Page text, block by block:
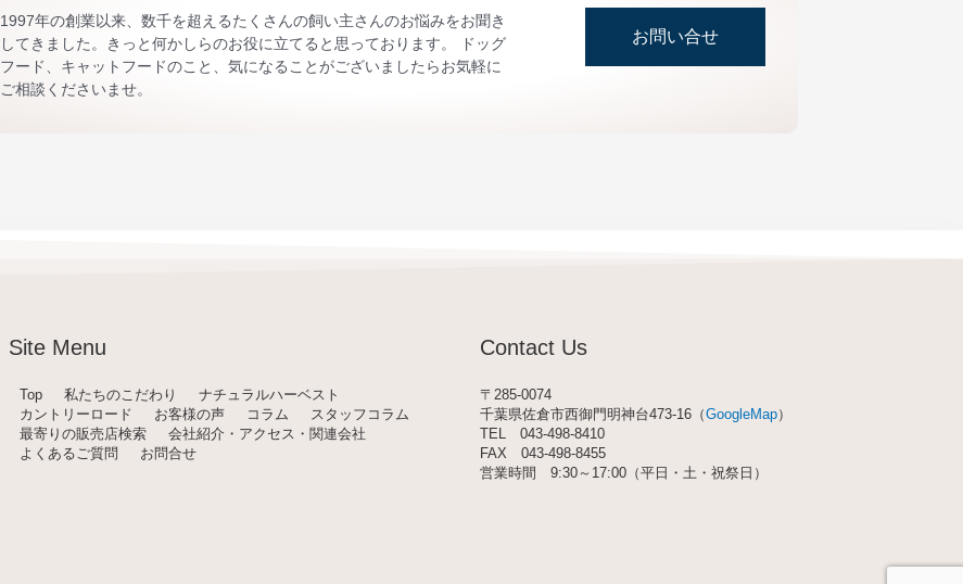
1997年の創業以来、数千を超えるたくさんの飼い主さんのお悩みをお聞き
してきました。きっと何かしらのお役に立てると思っております。 ドッグ
フード、キャットフードのこと、気になることがございましたらお気軽に
ご相談くださいませ。
お問い合せ
Site Menu
Top 私たちのこだわり
ナチュラルハーベスト
カントリーロード
お客様の声 コラム
スタッフコラム
最寄りの販売店検索
会社紹介・アクセス・関連会社
よくあるご質問
お問合せ
Contact Us
〒285-0074
千葉県佐倉市西御門明神台473-16（GoogleMap）
TEL 043-498-8410
FAX 043-498-8455
営業時間 9:30～17:00（平日・土・祝祭日）